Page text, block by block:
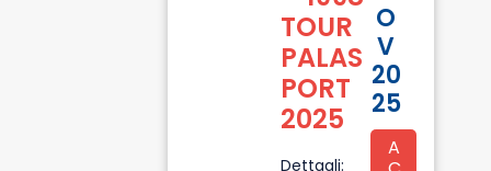
TOUR
PALAS
PORT
2025
Dettagli:
O
V
20
25
A